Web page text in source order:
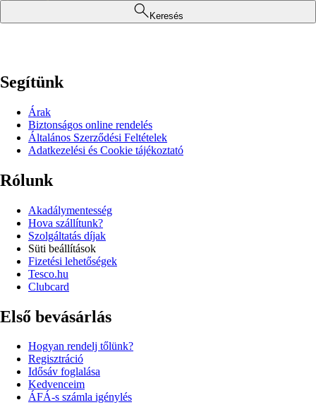
Keresés
Segítünk
Árak
Biztonságos online rendelés
Általános Szerződési Feltételek
Adatkezelési és Cookie tájékoztató
Rólunk
Akadálymentesség
Hova szállítunk?
Szolgáltatás díjak
Süti beállítások
Fizetési lehetőségek
Tesco.hu
Clubcard
Első bevásárlás
Hogyan rendelj tőlünk?
Regisztráció
Idősáv foglalása
Kedvenceim
ÁFÁ-s számla igénylés